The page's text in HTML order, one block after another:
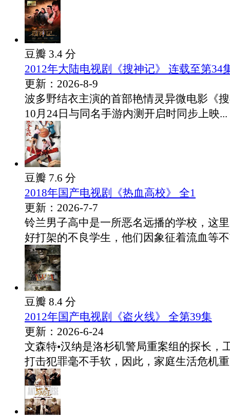
豆瓣 3.4 分
2012年大陆电视剧《搜神记》 连载至第34
更新：2026-8-9
波多野结衣主演的首部艳情灵异微电影《
10月24日与同名手游内测开启时同步上映...
豆瓣 7.6 分
2018年国产电视剧《热血高校》 全1
更新：2026-7-7
铃兰男子高中是一所恶名远播的学校，这
好打架的不良学生，他们因象征着流血等
豆瓣 8.4 分
2012年国产电视剧《盗火线》 全第39集
更新：2026-6-24
文森特•汉纳是洛杉矶警局重案组的探长，
打击犯罪毫不手软，因此，家庭生活危机